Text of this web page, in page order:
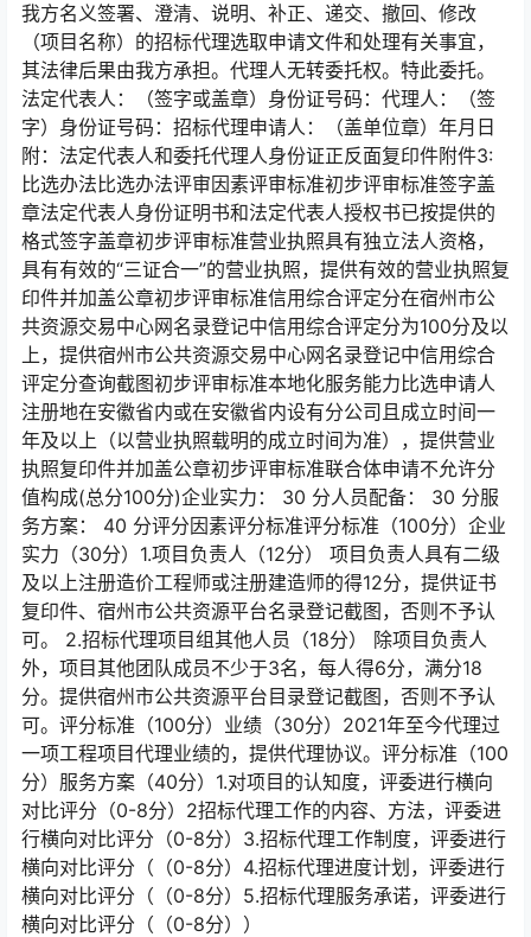
我方名义签署、澄清、说明、补正、递交、撤回、修改
（项目名称）的招标代理选取申请文件和处理有关事宜，
其法律后果由我方承担。代理人无转委托权。特此委托。
法定代表人：（签字或盖章）身份证号码：代理人：（签
字）身份证号码：招标代理申请人：（盖单位章）年月日
附：法定代表人和委托代理人身份证正反面复印件附件3:
比选办法比选办法评审因素评审标准初步评审标准签字盖
章法定代表人身份证明书和法定代表人授权书已按提供的
格式签字盖章初步评审标准营业执照具有独立法人资格，
具有有效的“三证合一”的营业执照，提供有效的营业执照复
印件并加盖公章初步评审标准信用综合评定分在宿州市公
共资源交易中心网名录登记中信用综合评定分为100分及以
上，提供宿州市公共资源交易中心网名录登记中信用综合
评定分查询截图初步评审标准本地化服务能力比选申请人
注册地在安徽省内或在安徽省内设有分公司且成立时间一
年及以上（以营业执照载明的成立时间为准），提供营业
执照复印件并加盖公章初步评审标准联合体申请不允许分
值构成(总分100分)企业实力： 30 分人员配备： 30 分服
务方案： 40 分评分因素评分标准评分标准（100分）企业
实力（30分）1.项目负责人（12分） 项目负责人具有二级
及以上注册造价工程师或注册建造师的得12分，提供证书
复印件、宿州市公共资源平台名录登记截图，否则不予认
可。 2.招标代理项目组其他人员（18分） 除项目负责人
外，项目其他团队成员不少于3名，每人得6分，满分18
分。提供宿州市公共资源平台目录登记截图，否则不予认
可。评分标准（100分）业绩（30分）2021年至今代理过
一项工程项目代理业绩的，提供代理协议。评分标准（100
分）服务方案（40分）1.对项目的认知度，评委进行横向
对比评分（0-8分）2招标代理工作的内容、方法，评委进
行横向对比评分（0-8分）3.招标代理工作制度，评委进行
横向对比评分（（0-8分）4.招标代理进度计划，评委进行
横向对比评分（（0-8分）5.招标代理服务承诺，评委进行
横向对比评分（（0-8分））